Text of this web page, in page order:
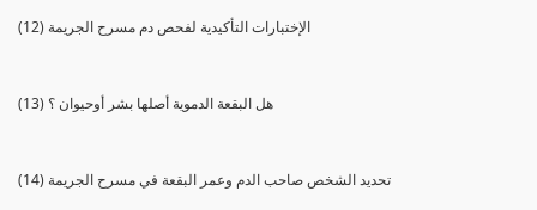
(12) الإختبارات التأكيدية لفحص دم مسرح الجريمة
(13) هل البقعة الدموية أصلها بشر أوحيوان ؟
(14) تحديد الشخص صاحب الدم وعمر البقعة في مسرح الجريمة